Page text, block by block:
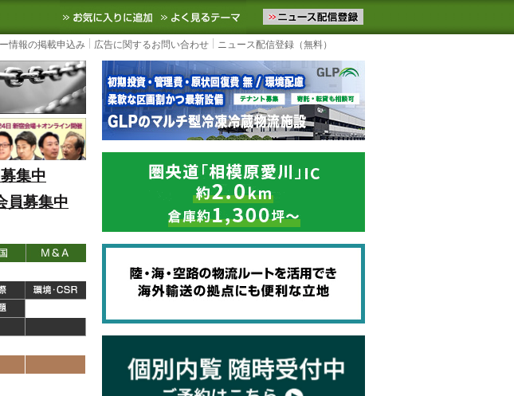
など国内外の最新の物流ニュースをお届けします。物流ニュースメール配信を登録す
お気に入りに追加 よく見るテーマ
情報の掲載申込み 広告に関するお問い合わせ ニュース配信登録（無料）
集中
員募集中